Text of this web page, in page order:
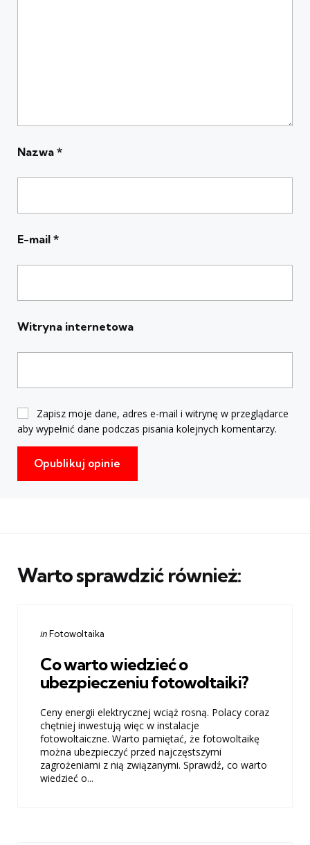
Nazwa *
E-mail *
Witryna internetowa
Zapisz moje dane, adres e-mail i witrynę w przeglądarce
aby wypełnić dane podczas pisania kolejnych komentarzy.
Warto sprawdzić również:
Categories
Posted
inFotowoltaika
Co warto wiedzieć o
ubezpieczeniu fotowoltaiki?
Ceny energii elektrycznej wciąż rosną. Polacy coraz
chętniej inwestują więc w instalacje
fotowoltaiczne. Warto pamiętać, że fotowoltaikę
można ubezpieczyć przed najczęstszymi
zagrożeniami z nią związanymi. Sprawdź, co warto
wiedzieć o...